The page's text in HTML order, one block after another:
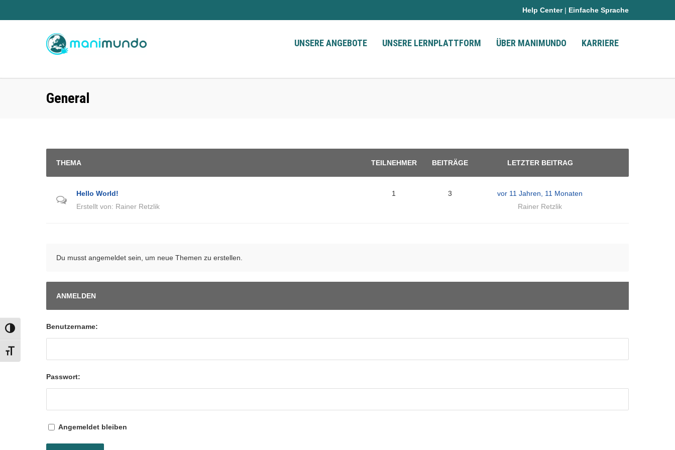
UMSCHALTEN AUF HOHE KONTRASTE
SCHRIFT VERGRÖSSERN
Help Center| Einfache Sprache
UNSERE ANGEBOTE UNSERE LERNPLATTFORM ÜBER MANIMUNDO KARRIERE
General
THEMA TEILNEHMER BEITRÄGE LETZTER BEITRAG
Hello World!
Erstellt von: Rainer Retzlik
1 3
vor 11 Jahren, 11 Monaten
Rainer Retzlik
Du musst angemeldet sein, um neue Themen zu erstellen.
ANMELDEN
Benutzername:
Passwort:
Angemeldet bleiben